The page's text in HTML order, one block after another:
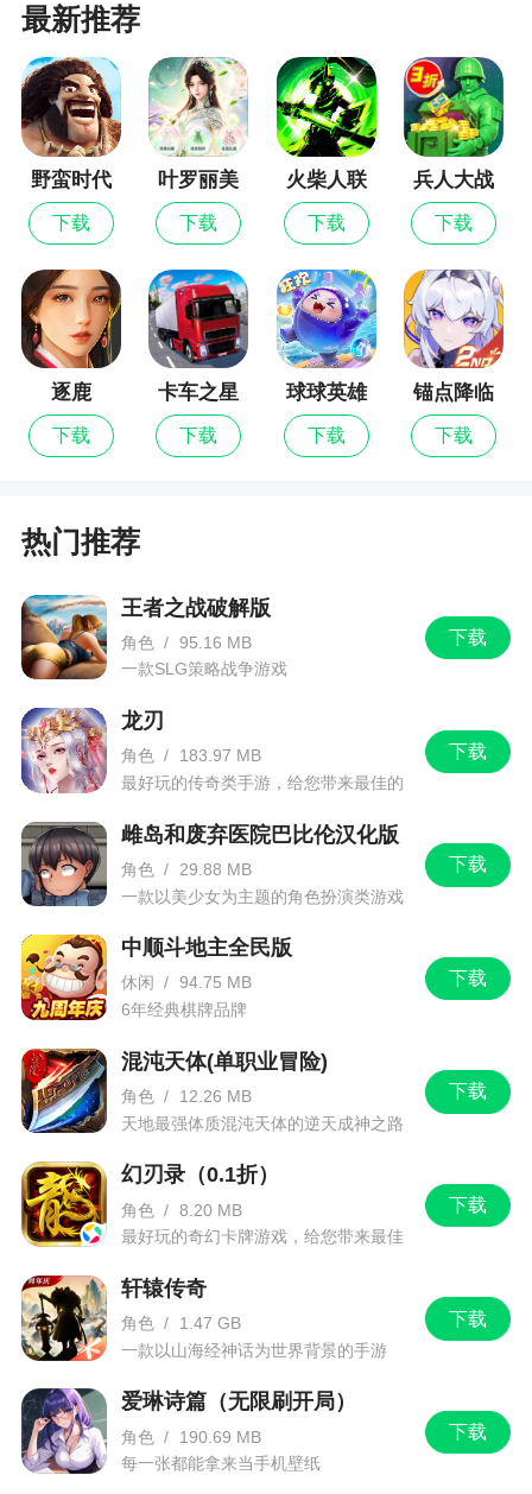
战机，遨游在神秘的宇宙星空，进行激情无限的太
2、雷电出品，必属精品，这是一款雷电系列射
击游戏，相信玩家不会忘记那种在全屏弹幕中寻找
一条生路的紧迫感，那种随时都可能毁灭的感觉至
今还在心中回荡
3、无需联网，挂机即可登录玩起游戏，小心敌
人们的神出鬼没，但是也不用担心，我们的子弹也
是备很多，变化多端的子弹必定会命中敌人，想要
来体验下吗，那就快来前方下载一起来玩吧
4、拿出一个手指就能操控它，向左还是向右射
击，就看你的手指，是怎么在屏幕里滑动
这款游戏一定不会让众多玩家失望
最新推荐
野蛮时代
下载
叶罗丽美
颜公主
下载
火柴人联
盟3
下载
兵人大战
下载
逐鹿
下载
卡车之星
下载
球球英雄
下载
锚点降临
下载
热门推荐
下载
王者之战破解版
角色 / 95.16 MB
一款SLG策略战争游戏
下载
龙刃
角色 /
183.97 MB
最好玩的传奇类手游，给您带来最佳的
下载
雌岛和废弃医院巴比伦汉化版
角色 /
29.88 MB
一款以美少女为主题的角色扮演类游戏
下载
中顺斗地主全民版
休闲 / 94.75 MB
6年经典棋牌品牌
下载
混沌天体(单职业冒险)
角色 /
12.26 MB
天地最强体质混沌天体的逆天成神之路
下载
幻刃录（0.1折）
角色 / 8.20 MB
最好玩的奇幻卡牌游戏，给您带来最佳
下载
轩辕传奇
角色 /
1.47 GB
一款以山海经神话为世界背景的手游
下载
爱琳诗篇（无限刷开局）
角色 /
190.69 MB
每一张都能拿来当手机壁纸